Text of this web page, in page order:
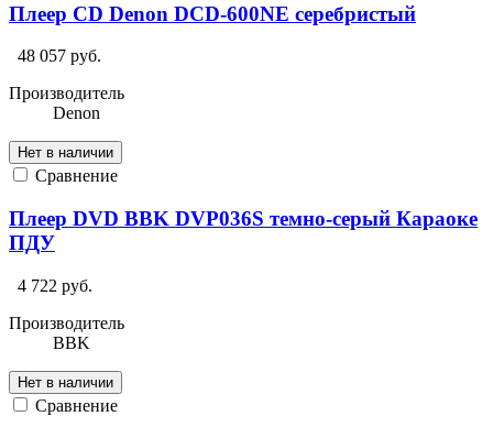
Плеер CD Denon DCD-600NE серебристый
48 057 руб.
Производитель
Denon
Нет в наличии
Сравнение
Плеер DVD BBK DVP036S темно-серый Караоке
ПДУ
4 722 руб.
Производитель
BBK
Нет в наличии
Сравнение